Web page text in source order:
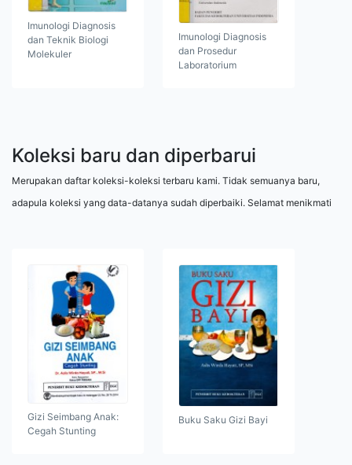
Imunologi Diagnosis
dan Teknik Biologi
Molekuler
Imunologi Diagnosis
dan Prosedur
Laboratorium
Koleksi baru dan diperbarui
Merupakan daftar koleksi-koleksi terbaru kami. Tidak semuanya baru,
adapula koleksi yang data-datanya sudah diperbaiki. Selamat menikmati
Gizi Seimbang Anak:
Cegah Stunting
Buku Saku Gizi Bayi